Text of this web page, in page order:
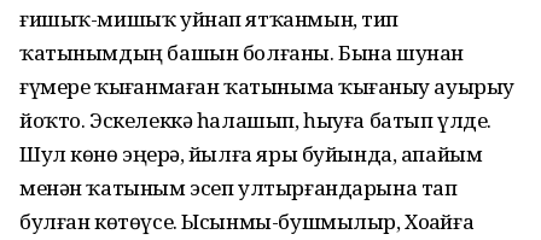
ғишыҡ-мишыҡ уйнап ятҡанмын, тип
ҡатынымдың башын болғаны. Бына шунан
ғүмере ҡыҙғанмаған ҡатыныма ҡыҙғаныу ауырыу
йоҡто. Эскелеккә һалашып, һыуға батып үлде.
Шул көнө эңерҙә, йылға яры буйында, апайым
менән ҡатыным эсеп ултырғандарына тап
булған көтөүсе. Ысынмы-бушмылыр, Хоҙайға